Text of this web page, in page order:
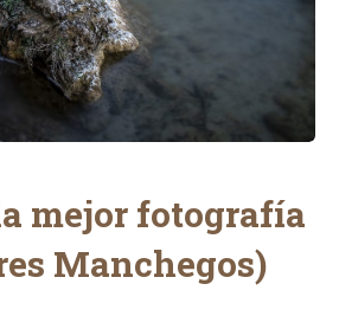
mejor fotografía
Manchegos)